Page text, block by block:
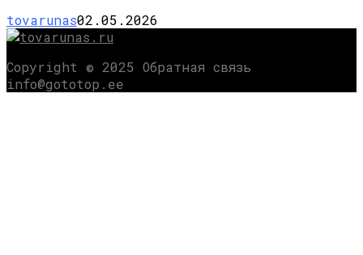
tovarunas02.05.2026
Copyright © 2025 Обратная связь
info@gototop.ee